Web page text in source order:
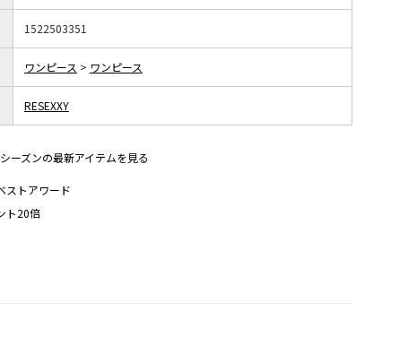
1522503351
ワンピース > ワンピース
RESEXXY